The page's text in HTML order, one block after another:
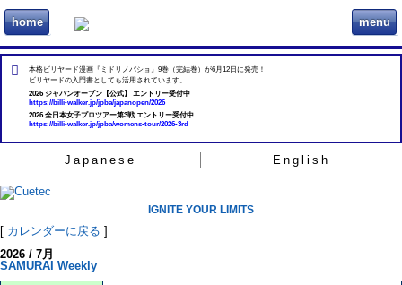
home ビリヲカ menu
本格ビリヤード漫画『ミドリノバショ』9巻（完結巻）が6月12日に発売！
ビリヤードの入門書としても活用されています。
2026 ジャパンオープン【公式】 エントリー受付中
https://billi-walker.jp/jpba/japanopen/2026
2026 全日本女子プロツアー第3戦 エントリー受付中
https://billi-walker.jp/jpba/womens-tour/2026-3rd
Japanese English
IGNITE YOUR LIMITS
[ カレンダーに戻る ]
2026 / 7月
SAMURAI Weekly